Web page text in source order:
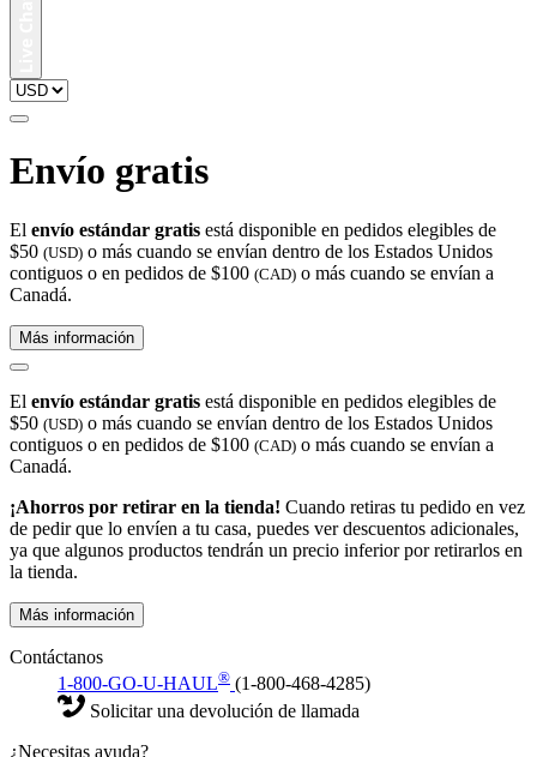
Envío gratis
El envío estándar gratis está disponible en pedidos elegibles de
$50 (USD) o más cuando se envían dentro de los Estados Unidos
contiguos o en pedidos de $100 (CAD) o más cuando se envían a
Canadá.
Más información
El envío estándar gratis está disponible en pedidos elegibles de
$50 (USD) o más cuando se envían dentro de los Estados Unidos
contiguos o en pedidos de $100 (CAD) o más cuando se envían a
Canadá.
¡Ahorros por retirar en la tienda! Cuando retiras tu pedido en vez
de pedir que lo envíen a tu casa, puedes ver descuentos adicionales,
ya que algunos productos tendrán un precio inferior por retirarlos en
la tienda.
Más información
Contáctanos
1-800-GO-U-HAUL® (1-800-468-4285)
Solicitar una devolución de llamada
¿Necesitas ayuda?